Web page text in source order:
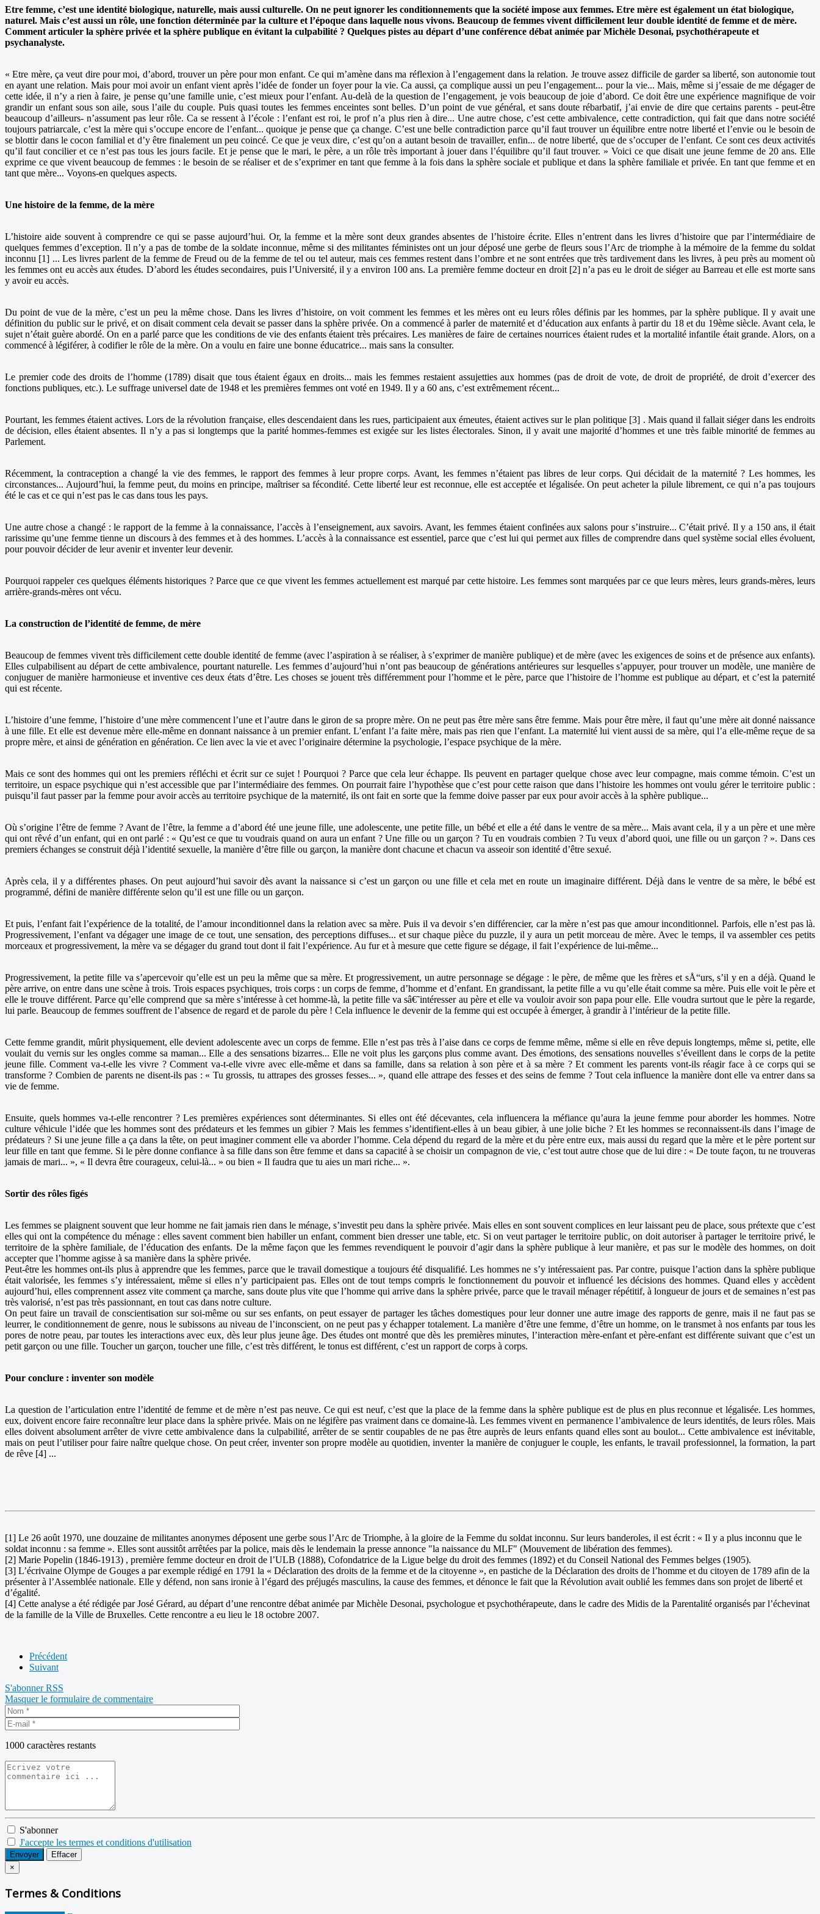
Etre femme, c’est une identité biologique, naturelle, mais aussi culturelle. On ne peut ignorer les conditionnements que la société impose aux femmes. Etre mère est également un état biologique,
naturel. Mais c’est aussi un rôle, une fonction déterminée par la culture et l’époque dans laquelle nous vivons. Beaucoup de femmes vivent difficilement leur double identité de femme et de mère.
Comment articuler la sphère privée et la sphère publique en évitant la culpabilité ? Quelques pistes au départ d’une conférence débat animée par Michèle Desonai, psychothérapeute et
psychanalyste.
« Etre mère, ça veut dire pour moi, d’abord, trouver un père pour mon enfant. Ce qui m’amène dans ma réflexion à l’engagement dans la relation. Je trouve assez difficile de garder sa liberté, son autonomie tout
en ayant une relation. Mais pour moi avoir un enfant vient après l’idée de fonder un foyer pour la vie. Ca aussi, ça complique aussi un peu l’engagement... pour la vie... Mais, même si j’essaie de me dégager de
cette idée, il n’y a rien à faire, je pense qu’une famille unie, c’est mieux pour l’enfant. Au-delà de la question de l’engagement, je vois beaucoup de joie d’abord. Ce doit être une expérience magnifique de voir
grandir un enfant sous son aile, sous l’aile du couple. Puis quasi toutes les femmes enceintes sont belles. D’un point de vue général, et sans doute rébarbatif, j’ai envie de dire que certains parents - peut-être
beaucoup d’ailleurs- n’assument pas leur rôle. Ca se ressent à l’école : l’enfant est roi, le prof n’a plus rien à dire... Une autre chose, c’est cette ambivalence, cette contradiction, qui fait que dans notre société
toujours patriarcale, c’est la mère qui s’occupe encore de l’enfant... quoique je pense que ça change. C’est une belle contradiction parce qu’il faut trouver un équilibre entre notre liberté et l’envie ou le besoin de
se blottir dans le cocon familial et d’y être finalement un peu coincé. Ce que je veux dire, c’est qu’on a autant besoin de travailler, enfin... de notre liberté, que de s’occuper de l’enfant. Ce sont ces deux activités
qu’il faut concilier et ce n’est pas tous les jours facile. Et je pense que le mari, le père, a un rôle très important à jouer dans l’équilibre qu’il faut trouver. » Voici ce que disait une jeune femme de 20 ans. Elle
exprime ce que vivent beaucoup de femmes : le besoin de se réaliser et de s’exprimer en tant que femme à la fois dans la sphère sociale et publique et dans la sphère familiale et privée. En tant que femme et en
tant que mère... Voyons-en quelques aspects.
Une histoire de la femme, de la mère
L’histoire aide souvent à comprendre ce qui se passe aujourd’hui. Or, la femme et la mère sont deux grandes absentes de l’histoire écrite. Elles n’entrent dans les livres d’histoire que par l’intermédiaire de
quelques femmes d’exception. Il n’y a pas de tombe de la soldate inconnue, même si des militantes féministes ont un jour déposé une gerbe de fleurs sous l’Arc de triomphe à la mémoire de la femme du soldat
inconnu [1] ... Les livres parlent de la femme de Freud ou de la femme de tel ou tel auteur, mais ces femmes restent dans l’ombre et ne sont entrées que très tardivement dans les livres, à peu près au moment où
les femmes ont eu accès aux études. D’abord les études secondaires, puis l’Université, il y a environ 100 ans. La première femme docteur en droit [2] n’a pas eu le droit de siéger au Barreau et elle est morte sans
y avoir eu accès.
Du point de vue de la mère, c’est un peu la même chose. Dans les livres d’histoire, on voit comment les femmes et les mères ont eu leurs rôles définis par les hommes, par la sphère publique. Il y avait une
définition du public sur le privé, et on disait comment cela devait se passer dans la sphère privée. On a commencé à parler de maternité et d’éducation aux enfants à partir du 18 et du 19ème siècle. Avant cela, le
sujet n’était guère abordé. On en a parlé parce que les conditions de vie des enfants étaient très précaires. Les manières de faire de certaines nourrices étaient rudes et la mortalité infantile était grande. Alors, on a
commencé à légiférer, à codifier le rôle de la mère. On a voulu en faire une bonne éducatrice... mais sans la consulter.
Le premier code des droits de l’homme (1789) disait que tous étaient égaux en droits... mais les femmes restaient assujetties aux hommes (pas de droit de vote, de droit de propriété, de droit d’exercer des
fonctions publiques, etc.). Le suffrage universel date de 1948 et les premières femmes ont voté en 1949. Il y a 60 ans, c’est extrêmement récent...
Pourtant, les femmes étaient actives. Lors de la révolution française, elles descendaient dans les rues, participaient aux émeutes, étaient actives sur le plan politique [3] . Mais quand il fallait siéger dans les endroits
de décision, elles étaient absentes. Il n’y a pas si longtemps que la parité hommes-femmes est exigée sur les listes électorales. Sinon, il y avait une majorité d’hommes et une très faible minorité de femmes au
Parlement.
Récemment, la contraception a changé la vie des femmes, le rapport des femmes à leur propre corps. Avant, les femmes n’étaient pas libres de leur corps. Qui décidait de la maternité ? Les hommes, les
circonstances... Aujourd’hui, la femme peut, du moins en principe, maîtriser sa fécondité. Cette liberté leur est reconnue, elle est acceptée et légalisée. On peut acheter la pilule librement, ce qui n’a pas toujours
été le cas et ce qui n’est pas le cas dans tous les pays.
Une autre chose a changé : le rapport de la femme à la connaissance, l’accès à l’enseignement, aux savoirs. Avant, les femmes étaient confinées aux salons pour s’instruire... C’était privé. Il y a 150 ans, il était
rarissime qu’une femme tienne un discours à des femmes et à des hommes. L’accès à la connaissance est essentiel, parce que c’est lui qui permet aux filles de comprendre dans quel système social elles évoluent,
pour pouvoir décider de leur avenir et inventer leur devenir.
Pourquoi rappeler ces quelques éléments historiques ? Parce que ce que vivent les femmes actuellement est marqué par cette histoire. Les femmes sont marquées par ce que leurs mères, leurs grands-mères, leurs
arrière-grands-mères ont vécu.
La construction de l’identité de femme, de mère
Beaucoup de femmes vivent très difficilement cette double identité de femme (avec l’aspiration à se réaliser, à s’exprimer de manière publique) et de mère (avec les exigences de soins et de présence aux enfants).
Elles culpabilisent au départ de cette ambivalence, pourtant naturelle. Les femmes d’aujourd’hui n’ont pas beaucoup de générations antérieures sur lesquelles s’appuyer, pour trouver un modèle, une manière de
conjuguer de manière harmonieuse et inventive ces deux états d’être. Les choses se jouent très différemment pour l’homme et le père, parce que l’histoire de l’homme est publique au départ, et c’est la paternité
qui est récente.
L’histoire d’une femme, l’histoire d’une mère commencent l’une et l’autre dans le giron de sa propre mère. On ne peut pas être mère sans être femme. Mais pour être mère, il faut qu’une mère ait donné naissance
à une fille. Et elle est devenue mère elle-même en donnant naissance à un premier enfant. L’enfant l’a faite mère, mais pas rien que l’enfant. La maternité lui vient aussi de sa mère, qui l’a elle-même reçue de sa
propre mère, et ainsi de génération en génération. Ce lien avec la vie et avec l’originaire détermine la psychologie, l’espace psychique de la mère.
Mais ce sont des hommes qui ont les premiers réfléchi et écrit sur ce sujet ! Pourquoi ? Parce que cela leur échappe. Ils peuvent en partager quelque chose avec leur compagne, mais comme témoin. C’est un
territoire, un espace psychique qui n’est accessible que par l’intermédiaire des femmes. On pourrait faire l’hypothèse que c’est pour cette raison que dans l’histoire les hommes ont voulu gérer le territoire public :
puisqu’il faut passer par la femme pour avoir accès au territoire psychique de la maternité, ils ont fait en sorte que la femme doive passer par eux pour avoir accès à la sphère publique...
Où s’origine l’être de femme ? Avant de l’être, la femme a d’abord été une jeune fille, une adolescente, une petite fille, un bébé et elle a été dans le ventre de sa mère... Mais avant cela, il y a un père et une mère
qui ont rêvé d’un enfant, qui en ont parlé : « Qu’est ce que tu voudrais quand on aura un enfant ? Une fille ou un garçon ? Tu en voudrais combien ? Tu veux d’abord quoi, une fille ou un garçon ? ». Dans ces
premiers échanges se construit déjà l’identité sexuelle, la manière d’être fille ou garçon, la manière dont chacune et chacun va asseoir son identité d’être sexué.
Après cela, il y a différentes phases. On peut aujourd’hui savoir dès avant la naissance si c’est un garçon ou une fille et cela met en route un imaginaire différent. Déjà dans le ventre de sa mère, le bébé est
programmé, défini de manière différente selon qu’il est une fille ou un garçon.
Et puis, l’enfant fait l’expérience de la totalité, de l’amour inconditionnel dans la relation avec sa mère. Puis il va devoir s’en différencier, car la mère n’est pas que amour inconditionnel. Parfois, elle n’est pas là.
Progressivement, l’enfant va dégager une image de ce tout, une sensation, des perceptions diffuses... et sur chaque pièce du puzzle, il y aura un petit morceau de mère. Avec le temps, il va assembler ces petits
morceaux et progressivement, la mère va se dégager du grand tout dont il fait l’expérience. Au fur et à mesure que cette figure se dégage, il fait l’expérience de lui-même...
Progressivement, la petite fille va s’apercevoir qu’elle est un peu la même que sa mère. Et progressivement, un autre personnage se dégage : le père, de même que les frères et sÅ“urs, s’il y en a déjà. Quand le
père arrive, on entre dans une scène à trois. Trois espaces psychiques, trois corps : un corps de femme, d’homme et d’enfant. En grandissant, la petite fille a vu qu’elle était comme sa mère. Puis elle voit le père et
elle le trouve différent. Parce qu’elle comprend que sa mère s’intéresse à cet homme-là, la petite fille va sâ€˜intéresser au père et elle va vouloir avoir son papa pour elle. Elle voudra surtout que le père la regarde,
lui parle. Beaucoup de femmes souffrent de l’absence de regard et de parole du père ! Cela influence le devenir de la femme qui est occupée à émerger, à grandir à l’intérieur de la petite fille.
Cette femme grandit, mûrit physiquement, elle devient adolescente avec un corps de femme. Elle n’est pas très à l’aise dans ce corps de femme même, même si elle en rêve depuis longtemps, même si, petite, elle
voulait du vernis sur les ongles comme sa maman... Elle a des sensations bizarres... Elle ne voit plus les garçons plus comme avant. Des émotions, des sensations nouvelles s’éveillent dans le corps de la petite
jeune fille. Comment va-t-elle les vivre ? Comment va-t-elle vivre avec elle-même et dans sa famille, dans sa relation à son père et à sa mère ? Et comment les parents vont-ils réagir face à ce corps qui se
transforme ? Combien de parents ne disent-ils pas : « Tu grossis, tu attrapes des grosses fesses... », quand elle attrape des fesses et des seins de femme ? Tout cela influence la manière dont elle va entrer dans sa
vie de femme.
Ensuite, quels hommes va-t-elle rencontrer ? Les premières expériences sont déterminantes. Si elles ont été décevantes, cela influencera la méfiance qu’aura la jeune femme pour aborder les hommes. Notre
culture véhicule l’idée que les hommes sont des prédateurs et les femmes un gibier ? Mais les femmes s’identifient-elles à un beau gibier, à une jolie biche ? Et les hommes se reconnaissent-ils dans l’image de
prédateurs ? Si une jeune fille a ça dans la tête, on peut imaginer comment elle va aborder l’homme. Cela dépend du regard de la mère et du père entre eux, mais aussi du regard que la mère et le père portent sur
leur fille en tant que femme. Si le père donne confiance à sa fille dans son être femme et dans sa capacité à se choisir un compagnon de vie, c’est tout autre chose que de lui dire : « De toute façon, tu ne trouveras
jamais de mari... », « Il devra être courageux, celui-là... » ou bien « Il faudra que tu aies un mari riche... ».
Sortir des rôles figés
Les femmes se plaignent souvent que leur homme ne fait jamais rien dans le ménage, s’investit peu dans la sphère privée. Mais elles en sont souvent complices en leur laissant peu de place, sous prétexte que c’est
elles qui ont la compétence du ménage : elles savent comment bien habiller un enfant, comment bien dresser une table, etc. Si on veut partager le territoire public, on doit autoriser à partager le territoire privé, le
territoire de la sphère familiale, de l’éducation des enfants. De la même façon que les femmes revendiquent le pouvoir d’agir dans la sphère publique à leur manière, et pas sur le modèle des hommes, on doit
accepter que l’homme agisse à sa manière dans la sphère privée.
Peut-être les hommes ont-ils plus à apprendre que les femmes, parce que le travail domestique a toujours été disqualifié. Les hommes ne s’y intéressaient pas. Par contre, puisque l’action dans la sphère publique
était valorisée, les femmes s’y intéressaient, même si elles n’y participaient pas. Elles ont de tout temps compris le fonctionnement du pouvoir et influencé les décisions des hommes. Quand elles y accèdent
aujourd’hui, elles comprennent assez vite comment ça marche, sans doute plus vite que l’homme qui arrive dans la sphère privée, parce que le travail ménager répétitif, à longueur de jours et de semaines n’est pas
très valorisé, n’est pas très passionnant, en tout cas dans notre culture.
On peut faire un travail de conscientisation sur soi-même ou sur ses enfants, on peut essayer de partager les tâches domestiques pour leur donner une autre image des rapports de genre, mais il ne faut pas se
leurrer, le conditionnement de genre, nous le subissons au niveau de l’inconscient, on ne peut pas y échapper totalement. La manière d’être une femme, d’être un homme, on le transmet à nos enfants par tous les
pores de notre peau, par toutes les interactions avec eux, dès leur plus jeune âge. Des études ont montré que dès les premières minutes, l’interaction mère-enfant et père-enfant est différente suivant que c’est un
petit garçon ou une fille. Toucher un garçon, toucher une fille, c’est très différent, le tonus est différent, c’est un rapport de corps à corps.
Pour conclure : inventer son modèle
La question de l’articulation entre l’identité de femme et de mère n’est pas neuve. Ce qui est neuf, c’est que la place de la femme dans la sphère publique est de plus en plus reconnue et légalisée. Les hommes,
eux, doivent encore faire reconnaître leur place dans la sphère privée. Mais on ne légifère pas vraiment dans ce domaine-là. Les femmes vivent en permanence l’ambivalence de leurs identités, de leurs rôles. Mais
elles doivent absolument arrêter de vivre cette ambivalence dans la culpabilité, arrêter de se sentir coupables de ne pas être auprès de leurs enfants quand elles sont au boulot... Cette ambivalence est inévitable,
mais on peut l’utiliser pour faire naître quelque chose. On peut créer, inventer son propre modèle au quotidien, inventer la manière de conjuguer le couple, les enfants, le travail professionnel, la formation, la part
de rêve [4] ...
[1] Le 26 août 1970, une douzaine de militantes anonymes déposent une gerbe sous l’Arc de Triomphe, à la gloire de la Femme du soldat inconnu. Sur leurs banderoles, il est écrit : « Il y a plus inconnu que le
soldat inconnu : sa femme ». Elles sont aussitôt arrêtées par la police, mais dès le lendemain la presse annonce "la naissance du MLF" (Mouvement de libération des femmes).
[2] Marie Popelin (1846-1913) , première femme docteur en droit de l’ULB (1888), Cofondatrice de la Ligue belge du droit des femmes (1892) et du Conseil National des Femmes belges (1905).
[3] L’écrivaine Olympe de Gouges a par exemple rédigé en 1791 la « Déclaration des droits de la femme et de la citoyenne », en pastiche de la Déclaration des droits de l’homme et du citoyen de 1789 afin de la
présenter à l’Assemblée nationale. Elle y défend, non sans ironie à l’égard des préjugés masculins, la cause des femmes, et dénonce le fait que la Révolution avait oublié les femmes dans son projet de liberté et
d’égalité.
[4] Cette analyse a été rédigée par José Gérard, au départ d’une rencontre débat animée par Michèle Desonai, psychologue et psychothérapeute, dans le cadre des Midis de la Parentalité organisés par l’échevinat
de la famille de la Ville de Bruxelles. Cette rencontre a eu lieu le 18 octobre 2007.
Précédent
Suivant
S'abonnerRSS
Masquer le formulaire de commentaire
1000 caractères restants
S'abonner
J'accepte les termes et conditions d'utilisation
Envoyer
Effacer
×
Termes & Conditions